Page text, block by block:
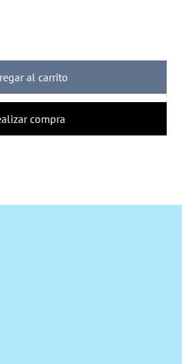
al carrito
compra